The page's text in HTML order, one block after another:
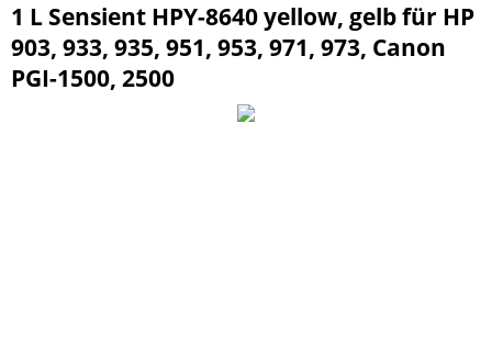
1 L Sensient HPY-8640 yellow, gelb für HP
903, 933, 935, 951, 953, 971, 973, Canon
PGI-1500, 2500